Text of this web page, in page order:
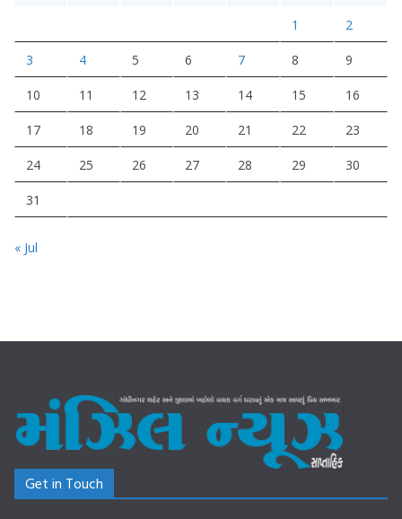
1 2
3 4 5 6 7 8 9
10 11 12 13 14 15 16
17 18 19 20 21 22 23
24 25 26 27 28 29 30
31
« Jul
Get in Touch